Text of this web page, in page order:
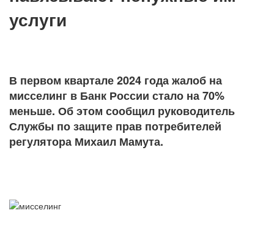
услуги
В первом квартале 2024 года жалоб на
мисселинг в Банк России стало на 70%
меньше. Об этом сообщил руководитель
Службы по защите прав потребителей
регулятора Михаил Мамута.